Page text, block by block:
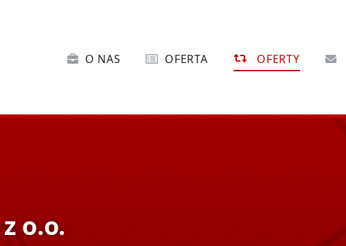
O NAS OFERTA OFERTY
o.o.